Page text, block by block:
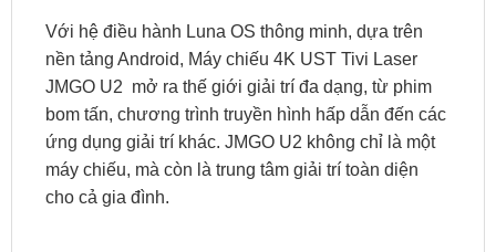
Với hệ điều hành Luna OS thông minh, dựa trên
nền tảng Android, Máy chiếu 4K UST Tivi Laser
JMGO U2 mở ra thế giới giải trí đa dạng, từ phim
bom tấn, chương trình truyền hình hấp dẫn đến các
ứng dụng giải trí khác. JMGO U2 không chỉ là một
máy chiếu, mà còn là trung tâm giải trí toàn diện
cho cả gia đình.